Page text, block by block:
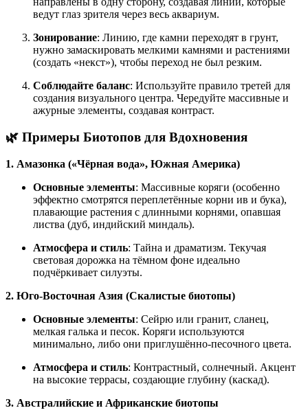
ведут глаз зрителя через весь аквариум.
Зонирование: Линию, где камни переходят в грунт,
нужно замаскировать мелкими камнями и растениями
(создать «некст»), чтобы переход не был резким.
Соблюдайте баланс: Используйте правило третей для
создания визуального центра. Чередуйте массивные и
ажурные элементы, создавая контраст.
🌿 Примеры Биотопов для Вдохновения
1. Амазонка («Чёрная вода», Южная Америка)
Основные элементы: Массивные коряги (особенно
эффектно смотрятся переплетённые корни ив и бука),
плавающие растения с длинными корнями, опавшая
листва (дуб, индийский миндаль).
Атмосфера и стиль: Тайна и драматизм. Текучая
световая дорожка на тёмном фоне идеально
подчёркивает силуэты.
2. Юго-Восточная Азия (Скалистые биотопы)
Основные элементы: Сейрю или гранит, сланец,
мелкая галька и песок. Коряги используются
минимально, либо они приглушённо-песочного цвета.
Атмосфера и стиль: Контрастный, солнечный. Акцент
на высокие террасы, создающие глубину (каскад).
3. Австралийские и Африканские биотопы